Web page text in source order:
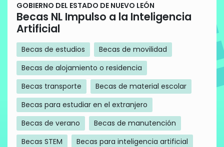
GOBIERNO DEL ESTADO DE NUEVO LEÓN
Becas NL Impulso a la Inteligencia
Artificial
Becas de estudios
Becas de movilidad
Becas de alojamiento o residencia
Becas transporte
Becas de material escolar
Becas para estudiar en el extranjero
Becas de verano
Becas de manutención
Becas STEM
Becas para inteligencia artificial